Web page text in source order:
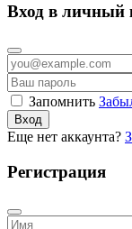
Вход в личный
Запомнить
Вход
Еще нет аккаунта?
Регистрация